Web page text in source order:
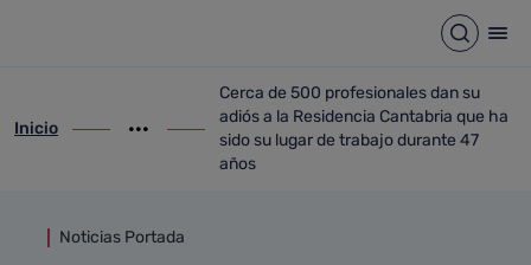
Abrir
ir-a inicio
Inicio
Mostrar opciones del camino de migas
ir-a Cerca de 500 profesionales dan su
Cerca de 500 profesionales dan su
adiós a la Residencia Cantabria que ha
sido su lugar de trabajo durante 47
años
Noticias Portada